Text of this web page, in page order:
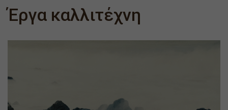
Έργα καλλιτέχνη